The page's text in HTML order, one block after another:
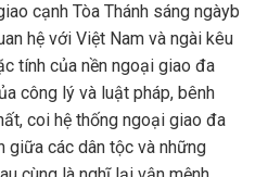
cạnh Tòa Thánh sáng ngàyb
hệ với Việt Nam và ngài kêu
tính của nền ngoại giao đa
công lý và luật pháp, bênh
coi hệ thống ngoại giao đa
giữa các dân tộc và những